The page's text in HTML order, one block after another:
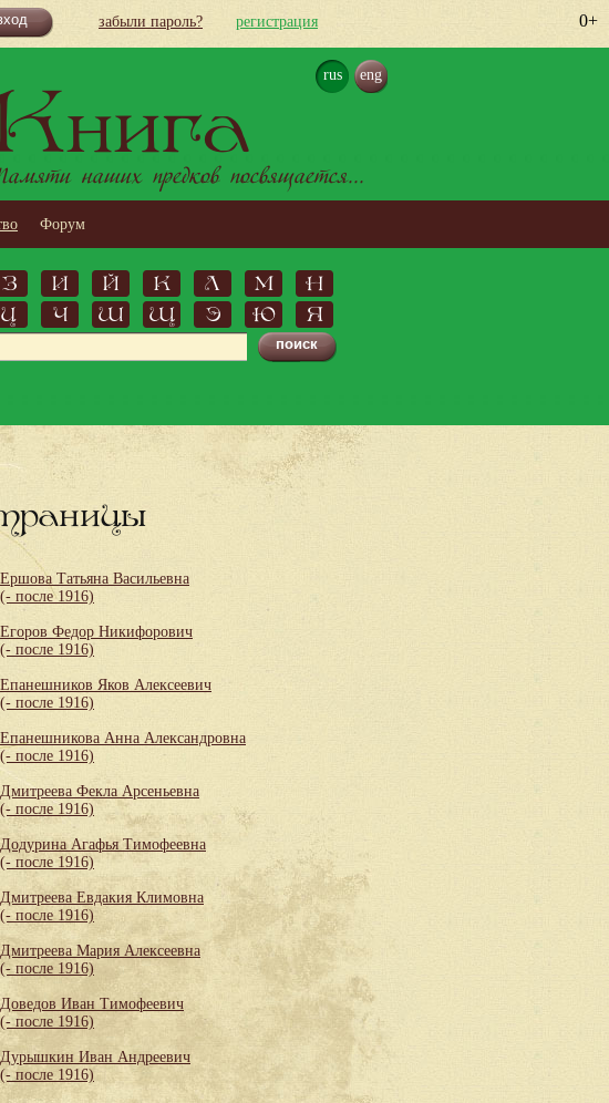
0+
забыли пароль? регистрация
rus eng
наших предков посвящается...
Форум
З И Й К Л М
Н
Ц Ч Ш Щ Э Ю Я
Ершова Татьяна Васильевна
(- после 1916)
Егоров Федор Никифорович
(- после 1916)
Епанешников Яков Алексеевич
(- после 1916)
Епанешникова Анна Александровна
(- после 1916)
Дмитреева Фекла Арсеньевна
(- после 1916)
Додурина Агафья Тимофеевна
(- после 1916)
Дмитреева Евдакия Климовна
(- после 1916)
Дмитреева Мария Алексеевна
(- после 1916)
Доведов Иван Тимофеевич
(- после 1916)
Дурышкин Иван Андреевич
(- после 1916)